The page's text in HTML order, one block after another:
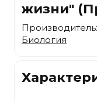
жизни"
Производитель:
Биология